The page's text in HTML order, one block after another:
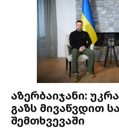
აზერბაიჯანი:
გაზს მივაწვდით
შემთხვევაში